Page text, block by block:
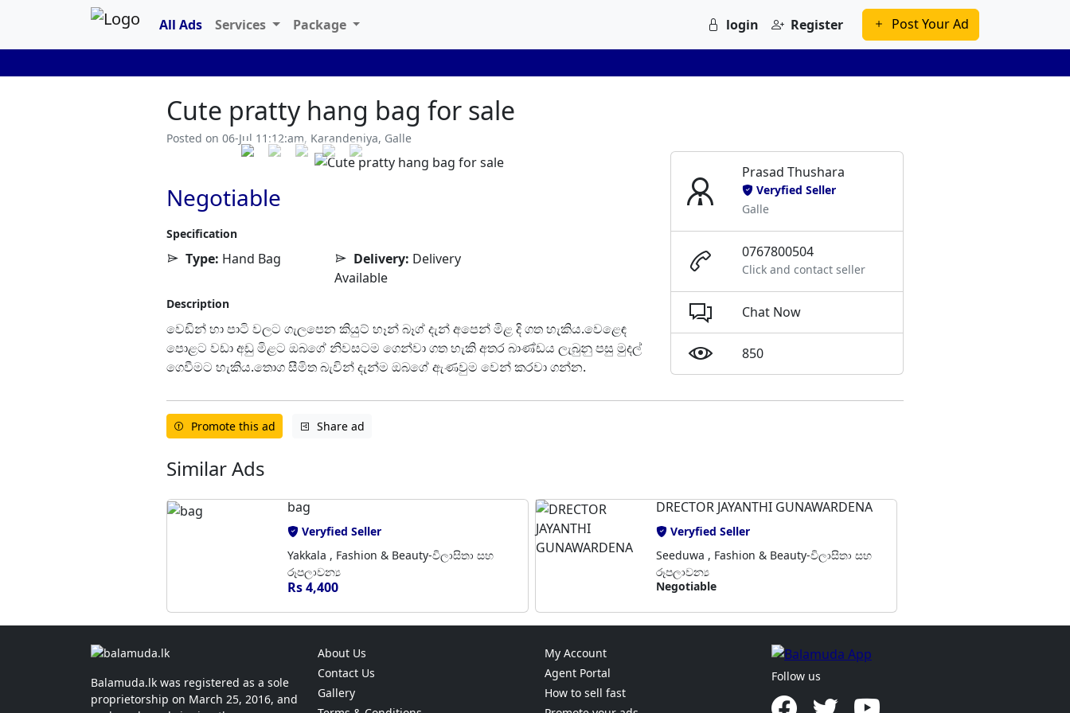
All Ads Services Package login Register Post Your Ad
Cute pratty hang bag for sale
Posted on 06-Jul 11:12:am, Karandeniya, Galle
Negotiable
Specification
Type: Hand Bag Delivery: Delivery
Available
Description
වෙඩින් හා පාටි වලට ගැලපෙන කියුට් හෑන් බෑග් දැන් අපෙන් මිළ දි ගත හැකිය.වෙළෙඳ
පොළට වඩා අඩු මිළට ඔබගේ නිවසටම ගෙන්වා ගත හැකි අතර බාණ්ඩය ලැබුනු පසු මුදල්
ගෙවීමට හැකිය.තොග සීමිත බැවින් දැන්ම ඔබගේ ඇණවුම වෙන් කරවා ගන්න.
Prasad Thushara
Veryfied Seller
Galle
0767800504
Click and contact seller
Chat Now
850
Promote this ad Share ad
Similar Ads
bag
Veryfied Seller
Yakkala , Fashion & Beauty-විලාසිතා සහ
රූපලාවන්‍ය
Rs 4,400
DRECTOR JAYANTHI GUNAWARDENA
Veryfied Seller
Seeduwa , Fashion & Beauty-විලාසිතා සහ
රූපලාවන්‍ය
Negotiable
Balamuda.lk was registered as a sole
proprietorship on March 25, 2016, and
About Us
Contact Us
Gallery
My Account
Agent Portal
How to sell fast
Follow us